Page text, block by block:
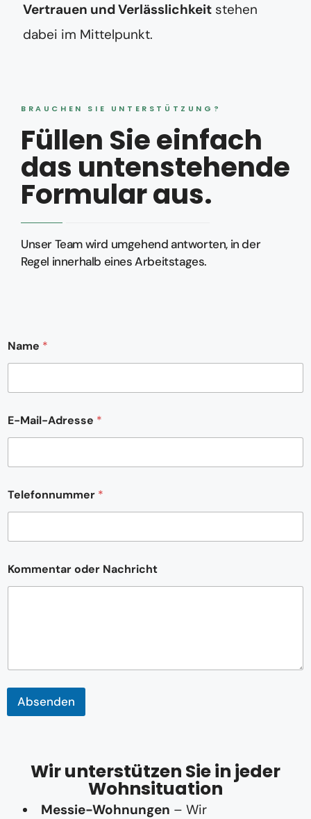
Vertrauen und Verlässlichkeit stehen
dabei im Mittelpunkt.
BRAUCHEN SIE UNTERSTÜTZUNG?
Füllen Sie einfach
das untenstehende
Formular aus.
Unser Team wird umgehend antworten, in der
Regel innerhalb eines Arbeitstages.
Name *
-
M
i
-
A
d
e
s
c
h
i
E-Mail-Adresse *
Telefonnummer *
Kommentar oder Nachricht
Absenden
Wir unterstützen Sie in jeder
Wohnsituation
Messie-Wohnungen – Wir